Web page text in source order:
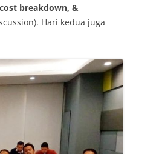
breakdown, &
Hari kedua juga